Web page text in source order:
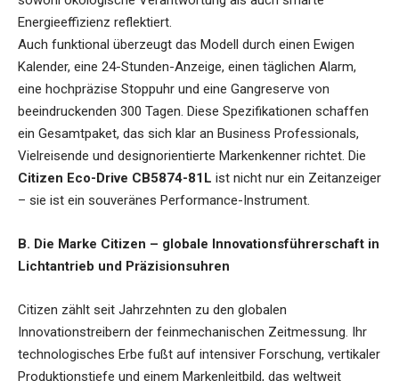
Energieeffizienz reflektiert.
Auch funktional überzeugt das Modell durch einen Ewigen
Kalender, eine 24-Stunden-Anzeige, einen täglichen Alarm,
eine hochpräzise Stoppuhr und eine Gangreserve von
beeindruckenden 300 Tagen. Diese Spezifikationen schaffen
ein Gesamtpaket, das sich klar an Business Professionals,
Vielreisende und designorientierte Markenkenner richtet. Die
Citizen Eco-Drive CB5874-81L ist nicht nur ein Zeitanzeiger
– sie ist ein souveränes Performance-Instrument.
B. Die Marke Citizen – globale Innovationsführerschaft in
Lichtantrieb und Präzisionsuhren
Citizen zählt seit Jahrzehnten zu den globalen
Innovationstreibern der feinmechanischen Zeitmessung. Ihr
technologisches Erbe fußt auf intensiver Forschung, vertikaler
Produktionstiefe und einem Markenleitbild, das weltweit